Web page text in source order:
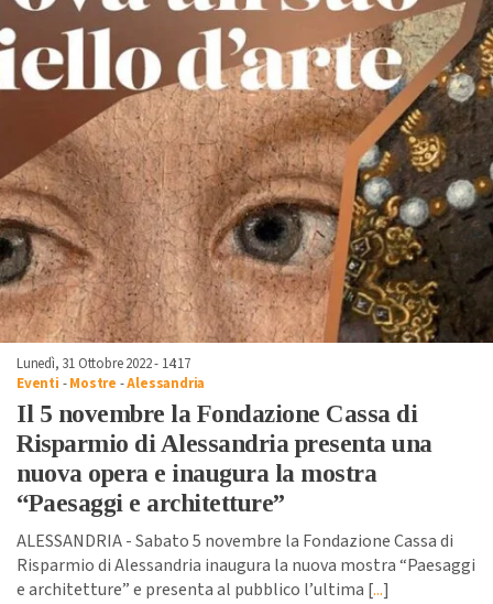
Lunedì, 31 Ottobre 2022 - 14:17
Eventi -Mostre -Alessandria
Il 5 novembre la Fondazione Cassa di
Risparmio di Alessandria presenta una
nuova opera e inaugura la mostra
“Paesaggi e architetture”
ALESSANDRIA - Sabato 5 novembre la Fondazione Cassa di
Risparmio di Alessandria inaugura la nuova mostra “Paesaggi
e architetture” e presenta al pubblico l’ultima [...]